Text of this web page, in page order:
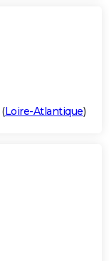
Loire-Atlantique)